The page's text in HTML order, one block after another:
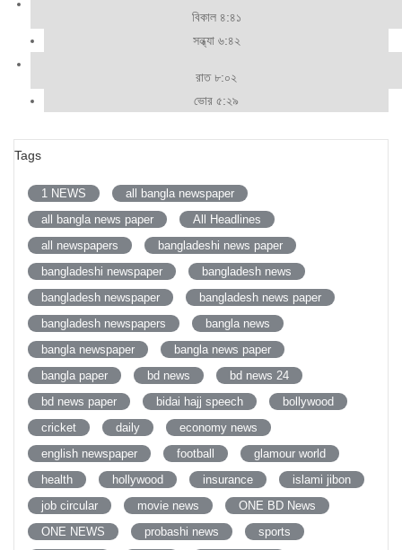
বিকাল ৪:৪১
সন্ধ্যা ৬:৪২
রাত ৮:০২
ভোর ৫:২৯
Tags
1 NEWS
all bangla newspaper
all bangla news paper
All Headlines
all newspapers
bangladeshi news paper
bangladeshi newspaper
bangladesh news
bangladesh newspaper
bangladesh news paper
bangladesh newspapers
bangla news
bangla newspaper
bangla news paper
bangla paper
bd news
bd news 24
bd news paper
bidai hajj speech
bollywood
cricket
daily
economy news
english newspaper
football
glamour world
health
hollywood insurance
islami jibon
job circular
movie news
ONE BD News
ONE NEWS
probashi news
sports